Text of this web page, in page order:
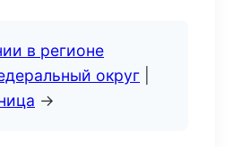
в регионе
округ
→